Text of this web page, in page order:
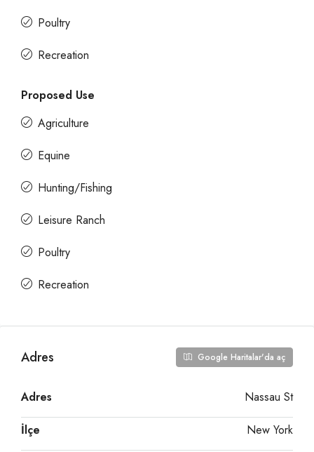
Poultry
Recreation
Proposed Use
Agriculture
Equine
Hunting/Fishing
Leisure Ranch
Poultry
Recreation
Adres Google Haritalar'da aç
Adres Nassau St
İlçe New York